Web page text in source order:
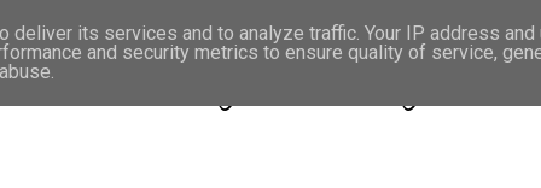
Fotonotizie per la stampa
its services and to analyze traffic. Your IP address and
and security metrics to ensure quality of service,